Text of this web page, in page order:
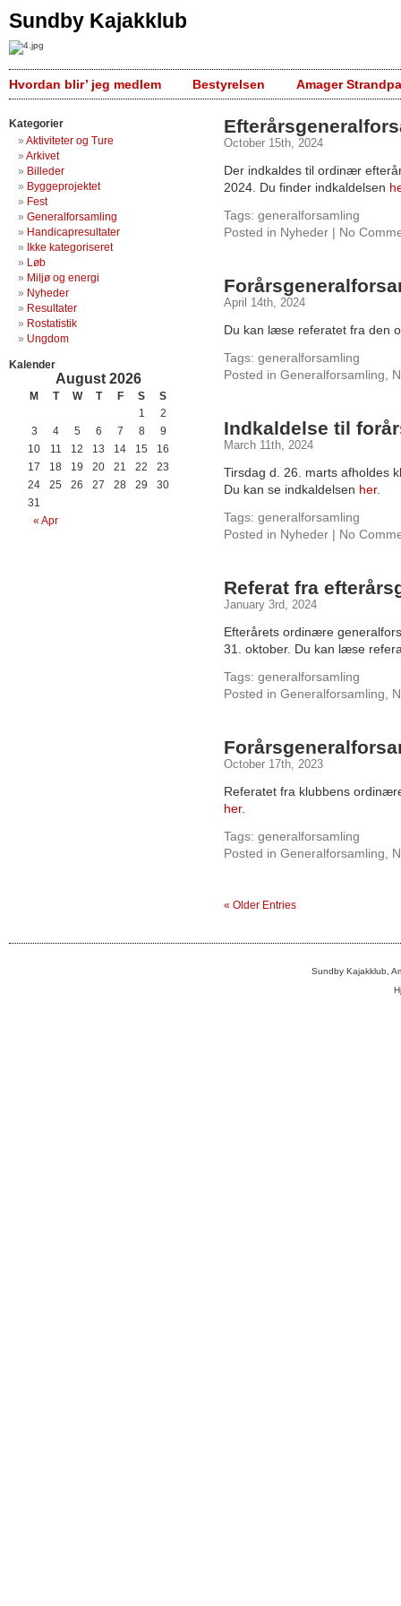
Sundby Kajakklub
Hvordan blir’ jeg medlem Bestyrelsen Amager
Kategorier
Aktiviteter og Ture
Arkivet
Billeder
Byggeprojektet
Fest
Generalforsamling
Handicapresultater
Ikke kategoriseret
Løb
Miljø og energi
Nyheder
Resultater
Rostatistik
Ungdom
Kalender
August 2026
M T W T F S S
« Apr
1
2
3
4 5 6 7 8
9
10
11 12 13 14 15
16
17
18 19 20 21 22
23
24
25 26 27 28 29
30
31
October 15th, 2024
Der indkaldes til ordinær
2024. Du finder indkaldelsen
Tags: generalforsamling
Posted in Nyheder | No
April 14th, 2024
Du kan læse referatet fra den
Tags: generalforsamling
Posted in Generalforsamling
Indkaldelse til
March 11th, 2024
Tirsdag d. 26. marts afholdes
Du kan se indkaldelsen her.
Tags: generalforsamling
Posted in Nyheder | No
Referat fra
January 3rd, 2024
Efterårets ordinære
31. oktober. Du kan læse
Tags: generalforsamling
Posted in Generalforsamling
October 17th, 2023
Referatet fra klubbens
her.
Tags: generalforsamling
Posted in Generalforsamling
« Older Entries
Sundby Kajakklub,